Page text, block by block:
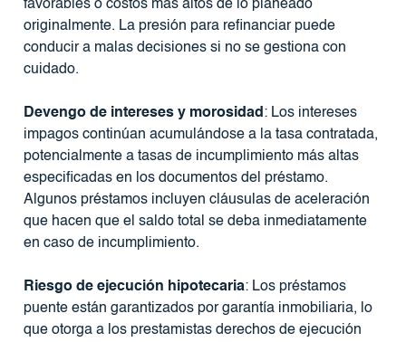
favorables o costos más altos de lo planeado
originalmente. La presión para refinanciar puede
conducir a malas decisiones si no se gestiona con
cuidado.
Devengo de intereses y morosidad : Los intereses
impagos continúan acumulándose a la tasa contratada,
potencialmente a tasas de incumplimiento más altas
especificadas en los documentos del préstamo.
Algunos préstamos incluyen cláusulas de aceleración
que hacen que el saldo total se deba inmediatamente
en caso de incumplimiento.
Riesgo de ejecución hipotecaria: Los préstamos
puente están garantizados por garantía inmobiliaria, lo
que otorga a los prestamistas derechos de ejecución